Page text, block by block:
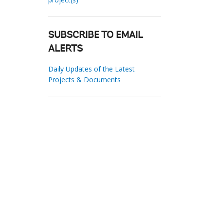
SUBSCRIBE TO EMAIL
ALERTS
Daily Updates of the Latest
Projects & Documents